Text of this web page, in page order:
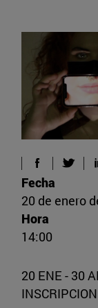
20 ENE - 30
Fecha
20 de enero
Hora
14:00